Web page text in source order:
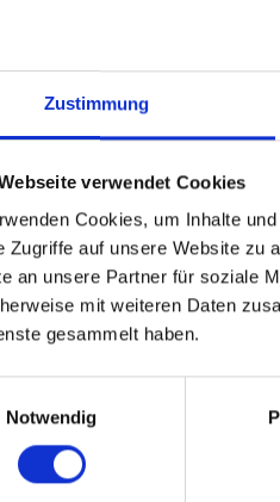
Zustimmung
verwendet Cookies
Cookies, um Inhalte
Zugriffe auf unsere Website zu
an unsere Partner für soziale
mit weiteren Daten
gesammelt haben.
Notwendig
Mannschaft